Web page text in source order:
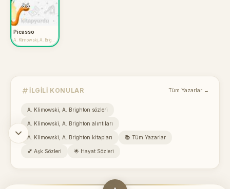
Picasso
İLGILI KONULAR Tüm Yazarlar →
A. Klimowski, A. Brighton sözleri
A. Klimowski, A. Brighton alıntıları
A. Klimowski, A. Brighton kitapları 📚 Tüm Yazarlar
💕 Aşk Sözleri 🌟 Hayat Sözleri